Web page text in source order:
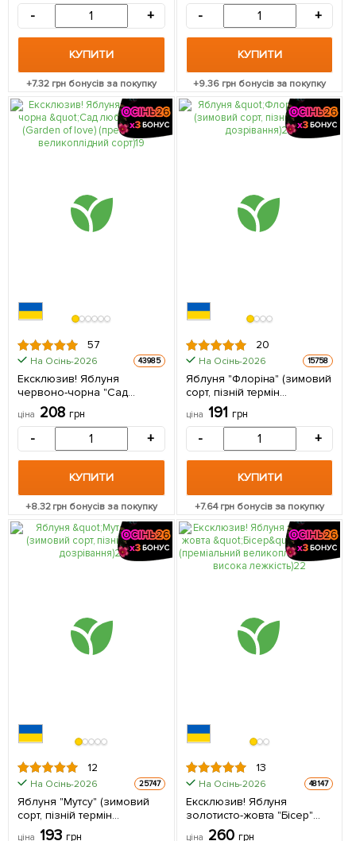
- +
КУПИТИ
+7.32 грн бонусів за покупку
- +
КУПИТИ
+9.36грн бонусів за покупку
57
На Осінь-2026 43985
Ексклюзив! Яблуня
червоно-чорна "Сад
любові" (Garden of love)
(преміальний
великоплідний сорт) 1
саджанець в упаковці
ціна 208 грн
- +
КУПИТИ
+8.32грн бонусів за покупку
20
На Осінь-2026 15758
Яблуня "Флоріна" (зимовий
сорт, пізній термін
ціна 191 грн
- +
КУПИТИ
+7.64грн бонусів за покупку
12
На Осінь-2026 25747
Яблуня "Мутсу" (зимовий
сорт, пізній термін
дозрівання) 1 саджанець в
ціна 193 грн
13
На Осінь-2026 48147
Ексклюзив! Яблуня
золотисто-жовта "Бісер"
(Beads) (преміальний
ціна 260 грн